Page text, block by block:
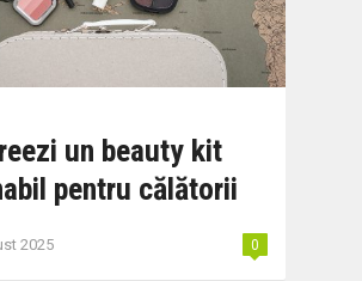
un beauty kit
pentru călătorii
2025 0